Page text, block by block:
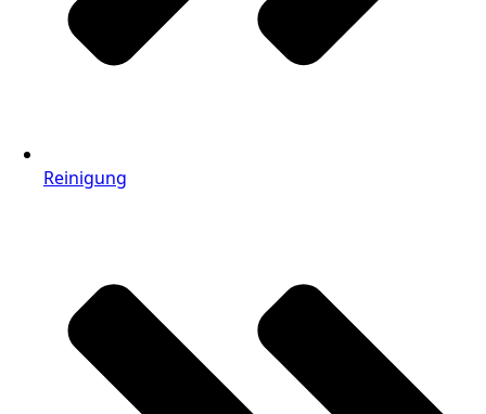
Reinigung